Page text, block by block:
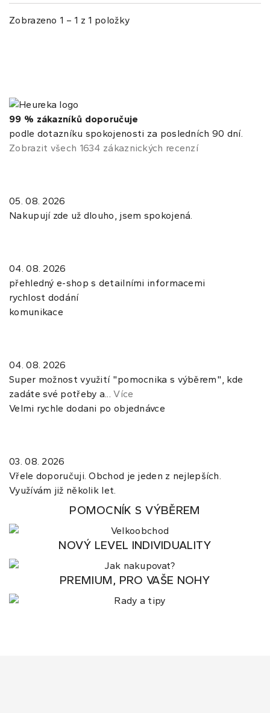
Zobrazeno 1 – 1 z 1 položky
99 % zákazníků doporučuje
podle dotazníku spokojenosti za posledních 90 dní.
Zobrazit všech 1634 zákaznických recenzí
05. 08. 2026
Nakupují zde už dlouho, jsem spokojená.
04. 08. 2026
přehledný e-shop s detailními informacemi
rychlost dodání
komunikace
04. 08. 2026
Super možnost využití "pomocnika s výběrem", kde
zadáte své potřeby a...Více
Velmi rychle dodani po objednávce
03. 08. 2026
Vřele doporučuji. Obchod je jeden z nejlepších.
Využívám již několik let.
POMOCNÍK S VÝBĚREM
NOVÝ LEVEL INDIVIDUALITY
PREMIUM, PRO VAŠE NOHY